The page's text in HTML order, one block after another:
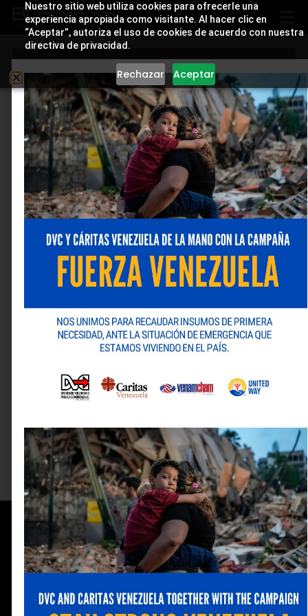
Nuestro sitio web utiliza cookies para ofrecerle una
experiencia apropiada como visitante. Al hacer clic en
“Aceptar”, autoriza el uso de cookies de acuerdo con nuestra
directiva de privacidad.
Rechazar Aceptar
1/58
SIGUIENTE
Edición 367
Informaciónde
contacto